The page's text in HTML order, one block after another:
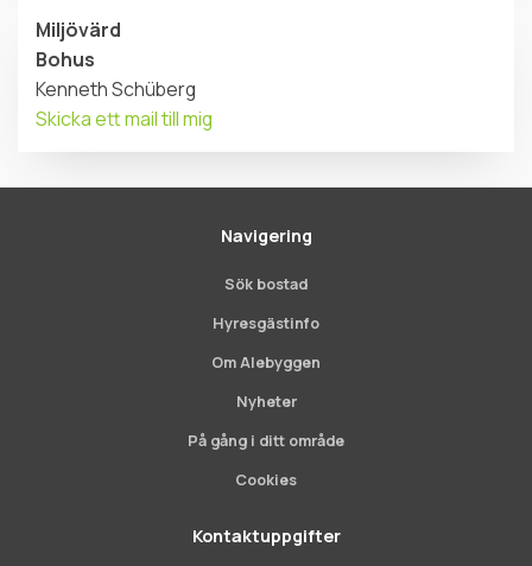
Miljövärd
Bohus
Kenneth Schüberg
Skicka ett mail till mig
Navigering
Sök bostad
Hyresgästinfo
Om Alebyggen
Nyheter
På gång i ditt område
Cookies
Kontaktuppgifter